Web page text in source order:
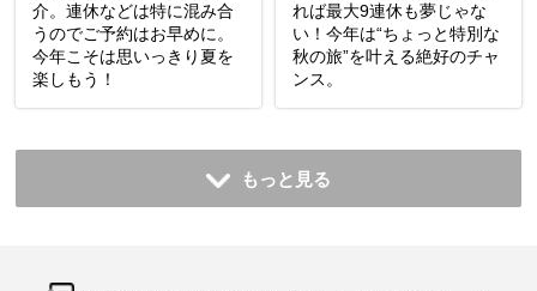
介。連休などは特に混み合
うのでご予約はお早めに。
今年こそは思いっきり夏を
楽しもう！
れば最大9連休も夢じゃな
い！今年は“ちょっと特別な
秋の旅”を叶える絶好のチャ
ンス。
もっと見る